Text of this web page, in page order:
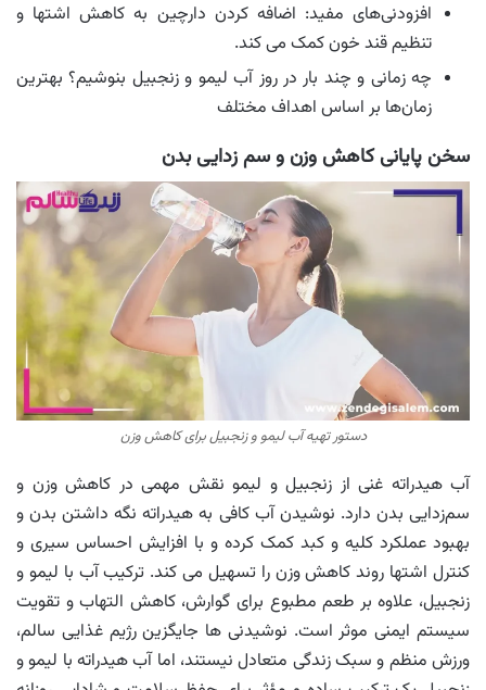
افزودنی‌های مفید: اضافه کردن دارچین به کاهش اشتها و
تنظیم قند خون کمک می کند.
چه زمانی و چند بار در روز آب لیمو و زنجبیل بنوشیم؟ بهترین
زمان‌ها بر اساس اهداف مختلف
سخن پایانی کاهش وزن و سم ‌زدایی بدن
دستور تهیه آب لیمو و زنجبیل برای کاهش وزن
آب هیدراته غنی از زنجبیل و لیمو نقش مهمی در کاهش وزن و
سم‌زدایی بدن دارد. نوشیدن آب کافی به هیدراته نگه داشتن بدن و
بهبود عملکرد کلیه‌ و کبد کمک کرده و با افزایش احساس سیری و
کنترل اشتها روند کاهش وزن را تسهیل می کند. ترکیب آب با لیمو و
زنجبیل، علاوه بر طعم مطبوع برای گوارش، کاهش التهاب و تقویت
سیستم ایمنی موثر است. نوشیدنی ها جایگزین رژیم غذایی سالم،
ورزش منظم و سبک زندگی متعادل نیستند، اما آب هیدراته با لیمو و